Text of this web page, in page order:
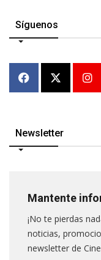
Síguenos
Newsletter
Mantente
¡No te pierdas
noticias,
newsletter de